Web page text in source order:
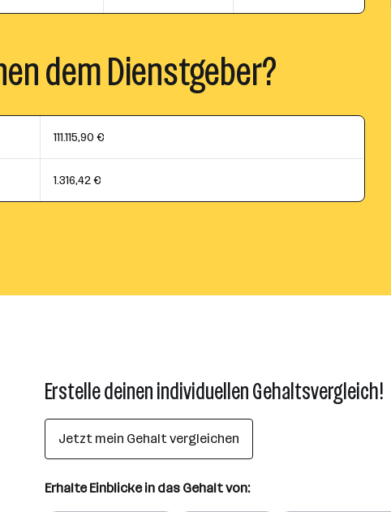
dem Dienstgeber?
111.115,90 €
1.316,42 €
Erstelle deinen individuellen Gehaltsvergleich!
Jetzt mein Gehalt vergleichen
Erhalte Einblicke in das Gehalt von: